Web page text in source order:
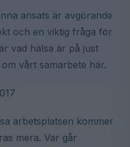
ansats är avgörande
och en viktig fråga för
vad hälsa är på just
vårt samarbete här.
arbetsplatsen kommer
mera. Var går